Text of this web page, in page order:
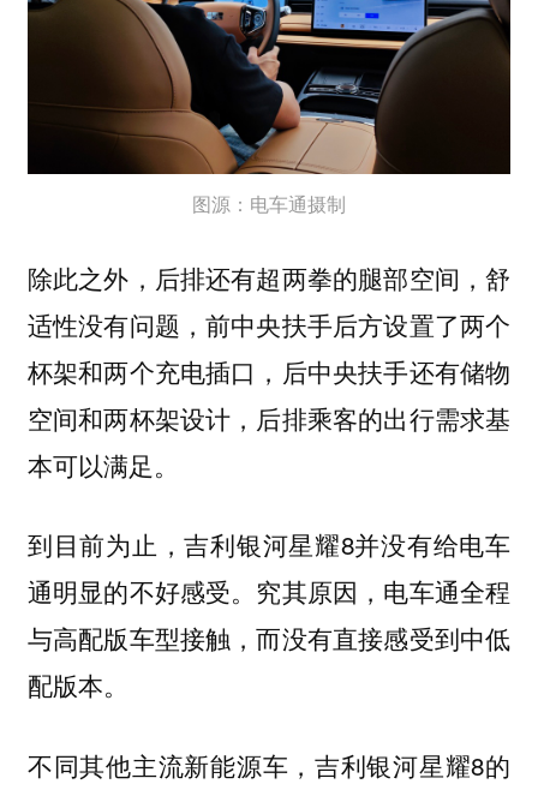
图源：电车通摄制
除此之外，后排还有超两拳的腿部空间，舒
适性没有问题，前中央扶手后方设置了两个
杯架和两个充电插口，后中央扶手还有储物
空间和两杯架设计，后排乘客的出行需求基
本可以满足。
到目前为止，吉利银河星耀8并没有给电车
通明显的不好感受。究其原因，电车通全程
与高配版车型接触，而没有直接感受到中低
配版本。
不同其他主流新能源车，吉利银河星耀8的